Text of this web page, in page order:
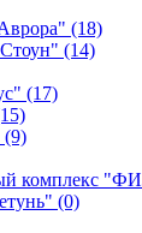
(18)
(14)
(17)
(9)
комплекс
(0)